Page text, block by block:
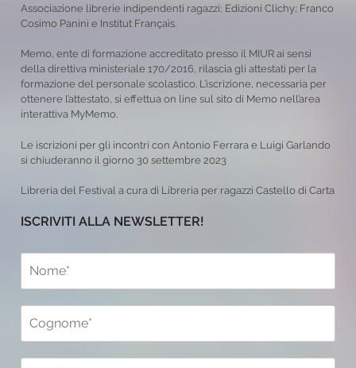
Associazione librerie indipendenti ragazzi; Edizioni Clichy; Franco
Cosimo Panini e Institut Français.
Memo, ente di formazione accreditato presso il MIUR ai sensi
della direttiva ministeriale 170/2016, rilascia gli attestati per la
formazione del personale scolastico. L’iscrizione, necessaria per
ottenere l’attestato, si effettua on line sul sito di Memo nell’area
interattiva MyMemo.
Le iscrizioni per gli incontri con Antonio Ferrara e Luigi Garlando
si chiuderanno il giorno 30 settembre 2023
Libreria del Festival a cura di Libreria per ragazzi Castello di Carta
ISCRIVITI ALLA NEWSLETTER!